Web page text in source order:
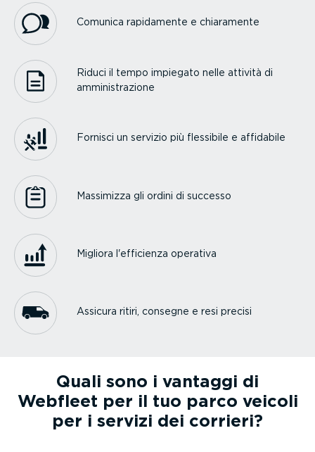
Comunica rapidamente e chiaramente
Riduci il tempo impiegato nelle attività di
ammini­stra­zione
Fornisci un servizio più flessibile e affidabile
Massimizza gli ordini di successo
Migliora l'efficienza operativa
Assicura ritiri, consegne e resi precisi
Quali sono i vantaggi di
Webfleet per il tuo parco veicoli
per i servizi dei corrieri?